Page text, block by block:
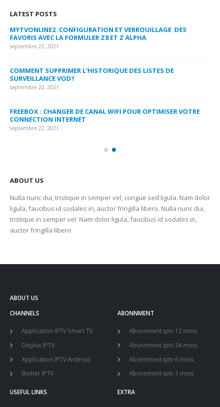
LATEST POSTS
MYTVONLINE2 :CONFIGURATION ET VERROUILLAGE DES
FAVORIS AVEC LA FORMULER Z8 ET Z ALPHA
septembre 22, 2021
COMMENT SUPPRIMER L’HISTORIQUE DES LISTES DE
SURVEILLANCE VOD?
septembre 22, 2021
FREEBOX : CHANGER DE CANAL WIFI POUR OPTIMISER VOTRE
CONNECTION INTERNET
septembre 22, 2021
ABOUT US
Nulla nunc dui, tristique in semper vel, congue sed ligula. Nam dolor
ligula, faucibus id sodales in, auctor fringilla libero. Nulla nunc dui,
tristique in semper vel. Nam dolor ligula, faucibus id sodales in,
auctor fringilla libero.
ABOUT US
CHANNELS
Application IPTV Smart TV
Deplux IPTV
Application IPTV Android
Boitier IPTV
ABONNMENT
Abonnment iptv 12 mois
Abonnment iptv 24 mois
Abonnment iptv 6 mois
Abonnment iptv 3 mois
USEFUL LINKS EXTRA